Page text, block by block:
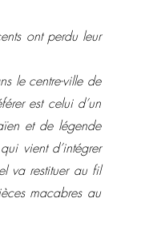
ont perdu leur
le centre-ville de
est celui d’un
et de légende
vient d’intégrer
va restituer au fil
macabres au